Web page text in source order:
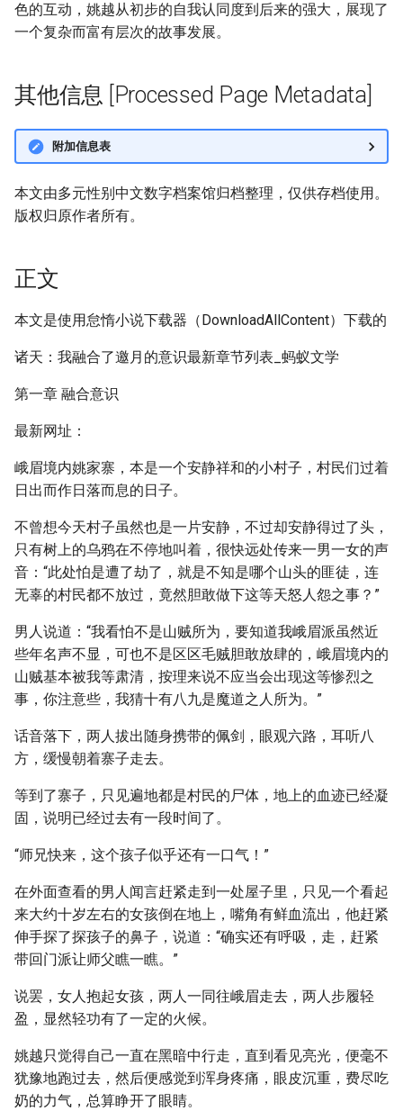
色的互动，姚越从初步的自我认同度到后来的强大，展现了
一个复杂而富有层次的故事发展。
其他信息 [Processed Page Metadata]
附加信息表
本文由多元性别中文数字档案馆归档整理，仅供存档使用。
版权归原作者所有。
正文
本文是使用怠惰小说下载器（DownloadAllContent）下载的
诸天：我融合了邀月的意识最新章节列表_蚂蚁文学
第一章 融合意识
最新网址：
峨眉境内姚家寨，本是一个安静祥和的小村子，村民们过着
日出而作日落而息的日子。
不曾想今天村子虽然也是一片安静，不过却安静得过了头，
只有树上的乌鸦在不停地叫着，很快远处传来一男一女的声
音：“此处怕是遭了劫了，就是不知是哪个山头的匪徒，连
无辜的村民都不放过，竟然胆敢做下这等天怒人怨之事？”
男人说道：“我看怕不是山贼所为，要知道我峨眉派虽然近
些年名声不显，可也不是区区毛贼胆敢放肆的，峨眉境内的
山贼基本被我等肃清，按理来说不应当会出现这等惨烈之
事，你注意些，我猜十有八九是魔道之人所为。”
话音落下，两人拔出随身携带的佩剑，眼观六路，耳听八
方，缓慢朝着寨子走去。
等到了寨子，只见遍地都是村民的尸体，地上的血迹已经凝
固，说明已经过去有一段时间了。
“师兄快来，这个孩子似乎还有一口气！”
在外面查看的男人闻言赶紧走到一处屋子里，只见一个看起
来大约十岁左右的女孩倒在地上，嘴角有鲜血流出，他赶紧
伸手探了探孩子的鼻子，说道：“确实还有呼吸，走，赶紧
带回门派让师父瞧一瞧。”
说罢，女人抱起女孩，两人一同往峨眉走去，两人步履轻
盈，显然轻功有了一定的火候。
姚越只觉得自己一直在黑暗中行走，直到看见亮光，便毫不
犹豫地跑过去，然后便感觉到浑身疼痛，眼皮沉重，费尽吃
奶的力气，总算睁开了眼睛。